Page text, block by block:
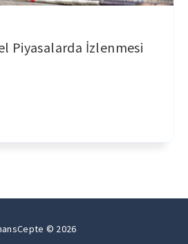
Piyasalarda İzlenmesi
© 2026